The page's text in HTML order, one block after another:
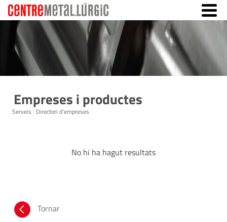
Empreses i productes
Serveis · Directori d'empreses
No hi ha hagut resultats
Tornar